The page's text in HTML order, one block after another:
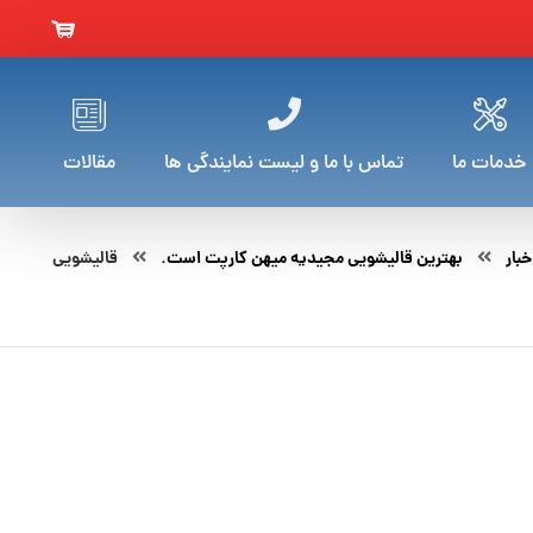
خدمات ما تماس با ما و لیست نمایندگی ها مقالات
بهترین قالیشویی مجیدیه میهن کارپت است. قالیشویی